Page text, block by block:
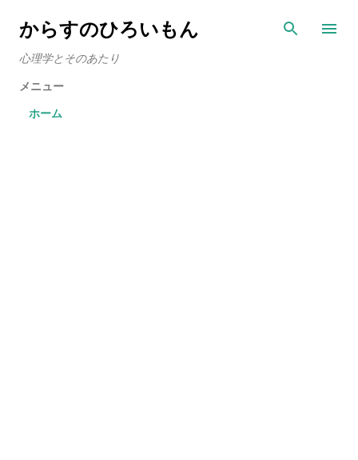
スキップしてメイン コンテンツに移動
からすのひろいもん
心理学とそのあたり
メニュー
ホーム